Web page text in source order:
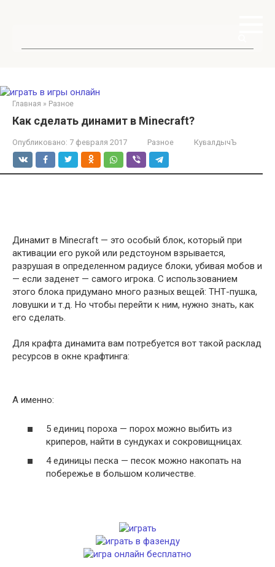
Главная » Разное
Как сделать динамит в Minecraft?
Опубликовано: 7 февраля 2017 Разное КувалдычЪ
Динамит в Minecraft — это особый блок, который при
активации его рукой или редстоуном взрывается,
разрушая в определенном радиусе блоки, убивая мобов и
— если заденет — самого игрока. С использованием
этого блока придумано много разных вещей: ТНТ-пушка,
ловушки и т.д. Но чтобы перейти к ним, нужно знать, как
его сделать.
Для крафта динамита вам потребуется вот такой расклад
ресурсов в окне крафтинга:
А именно:
5 единиц пороха — порох можно выбить из
криперов, найти в сундуках и сокровищницах.
4 единицы песка — песок можно накопать на
побережье в большом количестве.